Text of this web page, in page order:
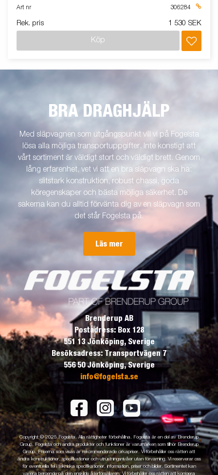
Art nr 306284
Rek. pris 1 530 SEK
Köp
BRA DRAGHJÄLP
Med släpvagnen som utgångspunkt vill vi på Fogelsta
lösa alla möjliga transportuppgifter. Inte konstigt att
vårt sortiment är väldigt stort och väldigt brett. Genom
lång erfarenhet, vet vi att en bra släpvagn ska ha:
slitstark konstruktion, robust chassi, goda
köregenskaper och bästa möjliga säkerhet. De
sakerna kan du alltid förvänta dig av en släpvagn som
det står Fogelsta på.
Läs mer
Brenderup AB
Postadress: Box 128
551 13 Jönköping, Sverige
Besöksadress: Transportvägen 7
556 50 Jönköping, Sverige
info@fogelsta.se
Copyright © 2025 Fogelsta. Alla rättigheter förbehållna. Fogelsta är en del av Brenderup
Group. Fogelsta och andra produkter och funktioner är varumärken som tillhör Brenderup
Group. Priserna som visas är rekommenderade cirkapriser. Vi förbehåller oss rätten att
ändra konstruktioner, specifikationer och utrustningsnivåer utan förvarning. Vi reserverar oss
för eventuella fel i tekniska specifikationer, information, priser och bilder. Sortimentet kan
variera beroende på den enskilde återförsäljaren. Vi förbehåller oss rätten att korrigera